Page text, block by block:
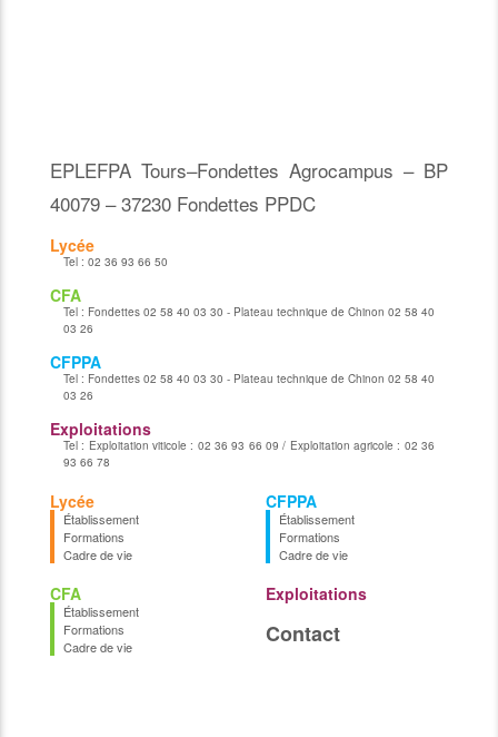
EPLEFPA Tours–Fondettes Agrocampus – BP
40079 – 37230 Fondettes PPDC
Lycée
Tel : 02 36 93 66 50
CFA
Tel : Fondettes 02 58 40 03 30 - Plateau technique de Chinon 02 58 40
03 26
CFPPA
Tel : Fondettes 02 58 40 03 30 - Plateau technique de Chinon 02 58 40
03 26
Exploitations
Tel : Exploitation viticole : 02 36 93 66 09 / Exploitation agricole : 02 36
93 66 78
Lycée
Établissement
Formations
Cadre de vie
CFA
Établissement
Formations
Cadre de vie
CFPPA
Établissement
Formations
Cadre de vie
Exploitations
Contact